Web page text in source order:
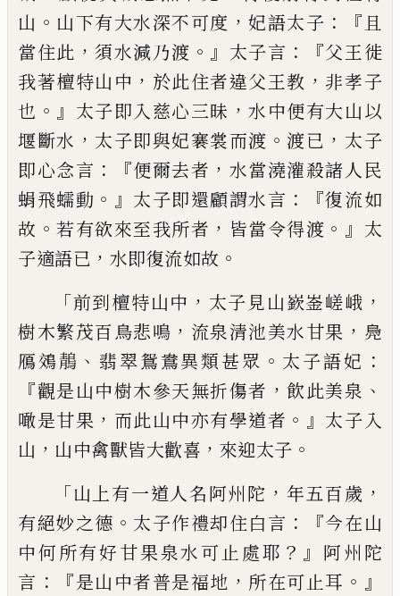
山 。 山下有大水深不可度 ， 妃語太子 ：『 且
當住此 ， 須水減乃渡 。』 太子言 ：『父王徙
我著檀特山中 ， 於此住者違父王教 ， 非孝子
也 。』 太子即入慈心三昧 ，水中便有大山以
堰斷水 ， 太子即與妃褰裳而渡 。 渡已 ， 太子
即心念言 ：『便爾去者 ， 水當澆灌殺諸人民
蜎飛蠕動 。』 太子即還顧謂水言 ：『復流如
故 。若有欲來至我所者 ， 皆當令得渡 。』 太
子適語已 ， 水即復流如故 。
「前到檀特山中 ， 太子 見山嶔崟嵯峨 ，
樹木繁茂百鳥悲鳴 ， 流泉清池美水甘果 ， 鳧
鴈鵁鶄 、 翡翠鴛鴦異類甚眾 。 太子語妃 ：
『觀是山中樹木參天無折傷者 ，飲此美泉 、
噉是甘果 ， 而此山中亦有學道者 。』 太子入
山 ， 山中禽獸皆大歡喜 ， 來迎太子 。
「山 上有一道人名阿州陀 ， 年五百歲 ，
有絕妙之德 。 太子作禮却住白言 ：『今在山
中何所有好甘果泉水可止處耶 ？』 阿州陀
言 ：『是山中者普是福地 ， 所在可止耳 。』